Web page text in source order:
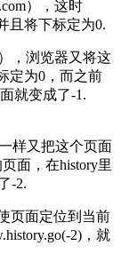
），这时
且将下标定为0.
，浏览器又将这
定为0，而之前
就变成了-1.
样又把这个页面
面，在history里
-2.
页面定位到当前
2)，就